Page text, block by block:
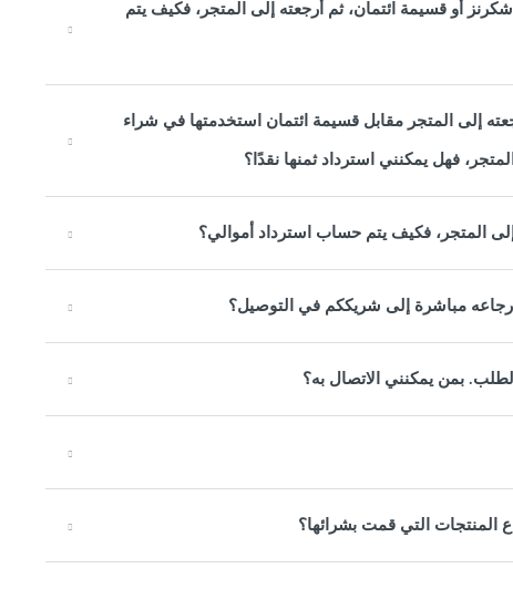
أو قسيمة ائتمان، ثم أرجعته إلى المتجر، فكيف يتم
إلى المتجر مقابل قسيمة ائتمان استخدمتها في شراء
فهل يمكنني استرداد ثمنها نقدًا؟
المتجر، فكيف يتم حساب استرداد أموالي؟
إرجاعه مباشرة إلى شريككم في التوصيل؟
بمن يمكنني الاتصال به؟
المنتجات التي قمت بشرائها؟